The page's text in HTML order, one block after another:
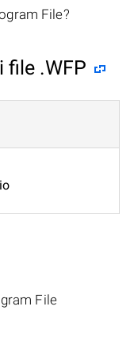
File?
file .WFP
File